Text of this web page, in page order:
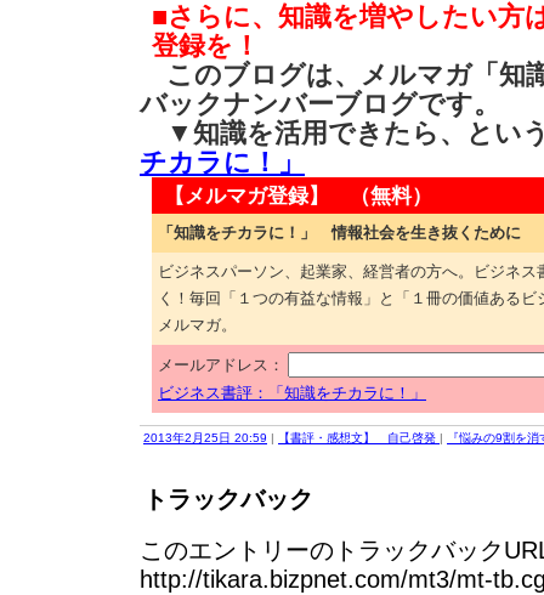
■さらに、知識を増やしたい方
登録を！
このブログは、メルマガ「知
バックナンバーブログです。
▼知識を活用できたら、と
チカラに！」
【メルマガ登録】 （無料）
「知識をチカラに！」 情報社会を生き抜くために
ビジネスパーソン、起業家、経営者の方へ。ビジネ
く！毎回「１つの有益な情報」と「１冊の価値ある
メルマガ。
メールアドレス：
ビジネス書評：「知識をチカラに！」
2013年2月25日 20:59 | 【書評・感想文】 自己啓発 | 『悩みの9割を
トラックバック
このエントリーのトラックバック
http://tikara.bizpnet.com/mt3/mt-